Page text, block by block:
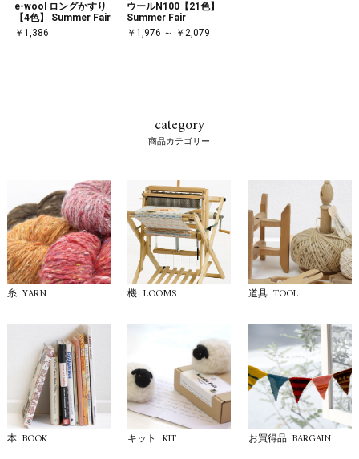
e-wool ロングかすり
【4色】 Summer Fair
￥1,386
ウールN100【21色】
Summer Fair
￥1,976 ～ ￥2,079
category
商品カテゴリー
糸 YARN 機 LOOMS 道具 TOOL
本 BOOK キット KIT お買得品 BARGAIN